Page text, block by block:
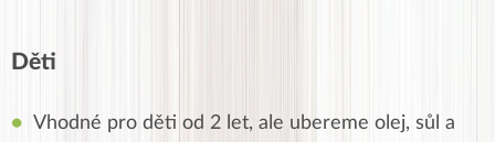
Děti
Vhodné pro děti od 2 let, ale ubereme olej, sůl a